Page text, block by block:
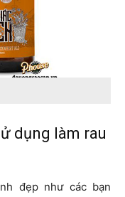
dụng làm rau
đẹp như các bạn